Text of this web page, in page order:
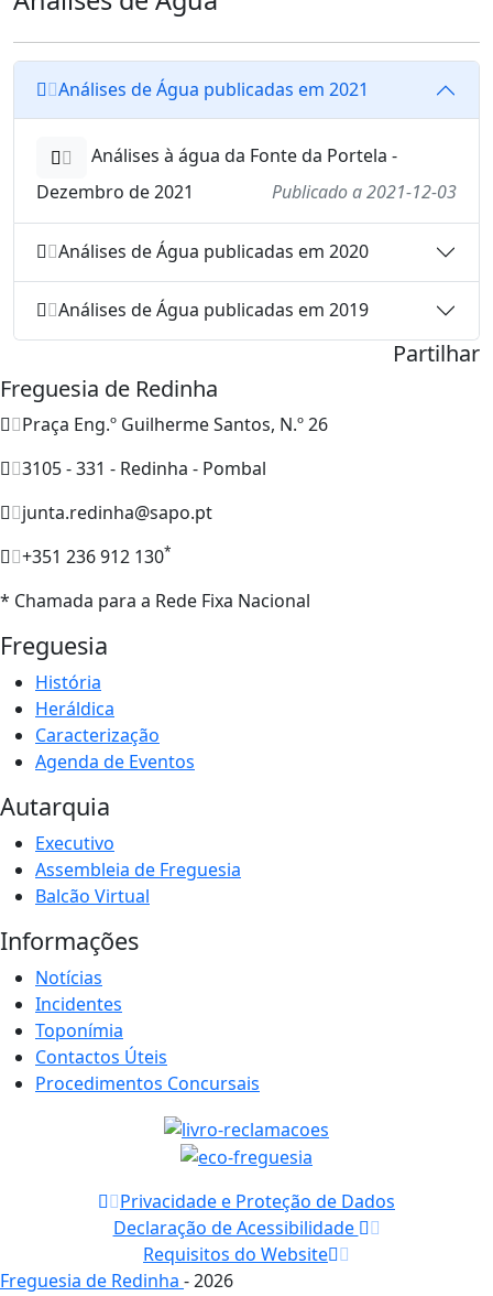
Análises de Água publicadas em 2021
Análises à água da Fonte da Portela -
Dezembro de 2021
Publicado a 2021-12-03
Análises de Água publicadas em 2020
Análises de Água publicadas em 2019
Partilhar
Freguesia de Redinha
Praça Eng.º Guilherme Santos, N.º 26
3105 - 331 - Redinha - Pombal
junta.redinha@sapo.pt
+351 236 912 130*
* Chamada para a Rede Fixa Nacional
Freguesia
História
Heráldica
Caracterização
Agenda de Eventos
Autarquia
Executivo
Assembleia de Freguesia
Balcão Virtual
Informações
Notícias
Incidentes
Toponímia
Contactos Úteis
Procedimentos Concursais
Privacidade e Proteção de Dados
Declaração de Acessibilidade
Requisitos do Website
Freguesia de Redinha - 2026